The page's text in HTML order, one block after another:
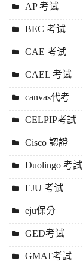
AP 考试
BEC 考试
CAE 考试
CAEL 考试
canvas代考
CELPIP考試
Cisco 認證
Duolingo 考試
EJU 考试
eju保分
GED考试
GMAT考試